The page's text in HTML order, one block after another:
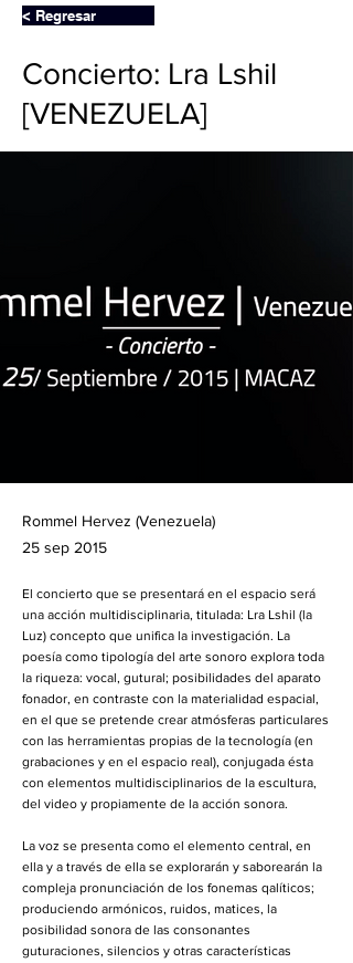
< Regresar
Concierto: Lra Lshil
[VENEZUELA]
Rommel Hervez (Venezuela)
25 sep 2015
El concierto que se presentará en el espacio será
una acción multidisciplinaria, titulada: Lra Lshil (la
Luz) concepto que unifica la investigación. La
poesía como tipología del arte sonoro explora toda
la riqueza: vocal, gutural; posibilidades del aparato
fonador, en contraste con la materialidad espacial,
en el que se pretende crear atmósferas particulares
con las herramientas propias de la tecnología (en
grabaciones y en el espacio real), conjugada ésta
con elementos multidisciplinarios de la escultura,
del video y propiamente de la acción sonora.
La voz se presenta como el elemento central, en
ella y a través de ella se explorarán y saborearán la
compleja pronunciación de los fonemas qalíticos;
produciendo armónicos, ruidos, matices, la
posibilidad sonora de las consonantes
guturaciones, silencios y otras características